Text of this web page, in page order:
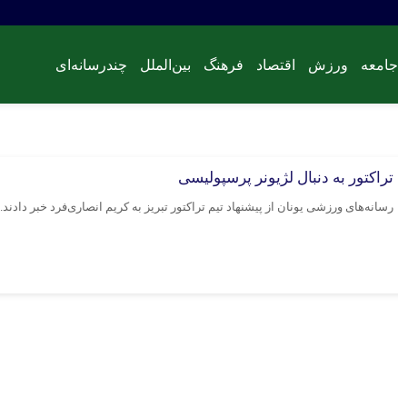
جامعه ورزش اقتصاد فرهنگ بین‌الملل چندرسانه‌ای
تراکتور به دنبال لژیونر پرسپولیسی
رسانه‌های ورزشی یونان از پیشنهاد تیم تراکتور تبریز به کریم انصاری‌فرد خبر دادند.